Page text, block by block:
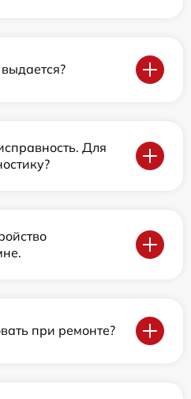
Для
при ремонте?